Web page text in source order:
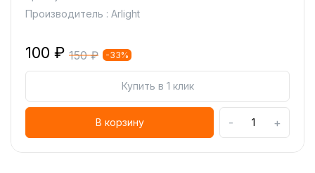
Производитель : Arlight
100 ₽ 150 ₽ -33%
Купить в 1 клик
В корзину - +